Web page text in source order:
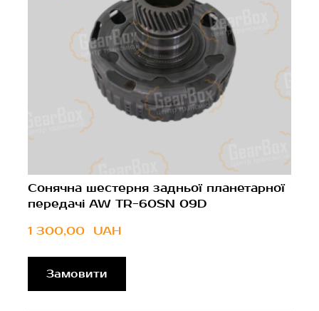
Сонячна шестерня задньої планетарної
передачі AW TR-60SN 09D
1 300,00  UAH
Замовити